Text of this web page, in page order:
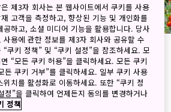
제3자 회사는 본 웹사이트에서 쿠키를 사용
고객을 측정하고, 향상된 기능 및 개인화를
하고, 소셜 미디어 기능을 활용합니다. 당사
용에 관한 정보를 제3자 회사와 공유할 수
쿠키 정책” 및 “쿠키 설정”을 참조하세요. 모
“모든 쿠키 허용”을 클릭하세요. 모든 쿠키
든 쿠키 거부”를 클릭하세요. 일부 쿠키 사용
치를 활성화로 이동하세요. 또한 “쿠키 정
정”을 클릭하여 언제든지 동의를 변경하거나
정책